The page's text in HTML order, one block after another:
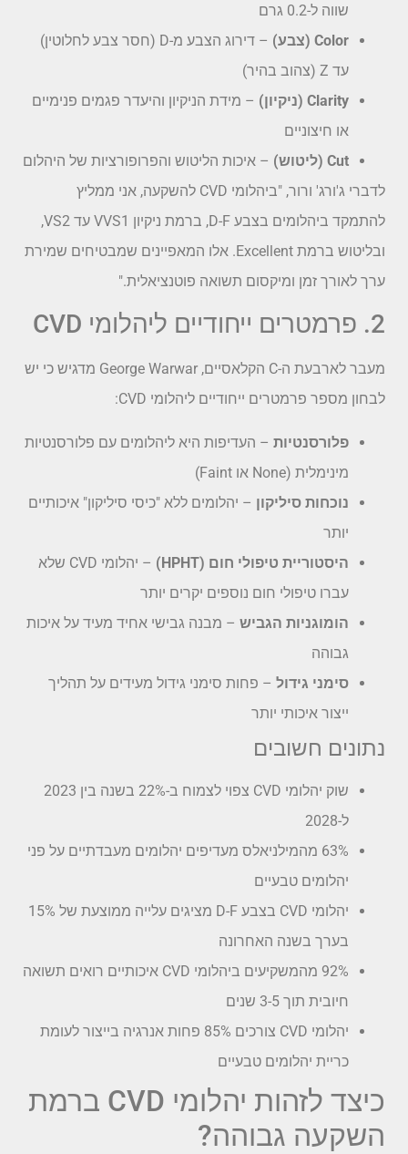
שווה ל-0.2 גרם
Color (צבע)
– דירוג הצבע מ-D (חסר צבע לחלוטין)
עד Z (צהוב בהיר)
Clarity (ניקיון)
– מידת הניקיון והיעדר פגמים פנימיים
או חיצוניים
Cut (ליטוש)
– איכות הליטוש והפרופורציות של היהלום
לדברי ג'ורג' ורור, "ביהלומי CVD להשקעה, אני ממליץ
להתמקד ביהלומים בצבע D-F, ברמת ניקיון VVS1 עד VS2,
ובליטוש ברמת Excellent. אלו המאפיינים שמבטיחים שמירת
ערך לאורך זמן ומיקסום תשואה פוטנציאלית."
2. פרמטרים ייחודיים ליהלומי CVD
מעבר לארבעת ה-C הקלאסיים, George Warwar מדגיש כי יש
לבחון מספר פרמטרים ייחודיים ליהלומי CVD:
פלורסנטיות – העדיפות היא ליהלומים עם פלורסנטיות
מינימלית (None או Faint)
נוכחות סיליקון – יהלומים ללא "כיסי סיליקון" איכותיים
יותר
היסטוריית טיפולי חום (HPHT)
– יהלומי CVD שלא
עברו טיפולי חום נוספים יקרים יותר
הומוגניות הגביש – מבנה גבישי אחיד מעיד על איכות
גבוהה
סימני גידול – פחות סימני גידול מעידים על תהליך
ייצור איכותי יותר
נתונים חשובים
שוק יהלומי CVD צפוי לצמוח ב-22% בשנה בין 2023
ל-2028
63% מהמילניאלס מעדיפים יהלומים מעבדתיים על פני
יהלומים טבעיים
יהלומי CVD בצבע D-F מציגים עלייה ממוצעת של 15%
בערך בשנה האחרונה
92% מהמשקיעים ביהלומי CVD איכותיים רואים תשואה
חיובית תוך 3-5 שנים
יהלומי CVD צורכים 85% פחות אנרגיה בייצור לעומת
כריית יהלומים טבעיים
כיצד לזהות יהלומי CVD ברמת
השקעה גבוהה?